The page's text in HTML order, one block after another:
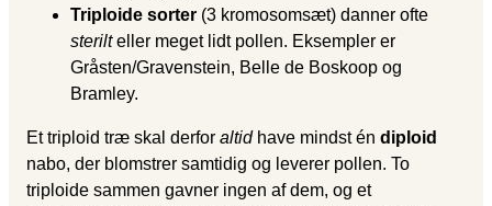
Triploide sorter (3 kromosomsæt) danner ofte
sterilteller meget lidt pollen. Eksempler er
Gråsten/Gravenstein, Belle de Boskoop og
Bramley.
Et triploid træ skal derfor altidhave mindst én diploid
nabo, der blomstrer samtidig og leverer pollen. To
triploide sammen gavner ingen af dem, og et